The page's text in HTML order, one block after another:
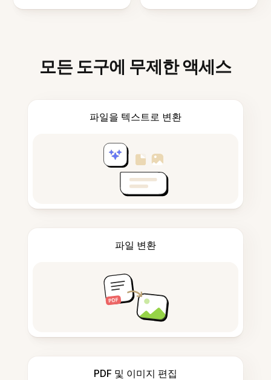
모든 도구에 무제한 액세스
파일을 텍스트로 변환
파일 변환
PDF 및 이미지 편집